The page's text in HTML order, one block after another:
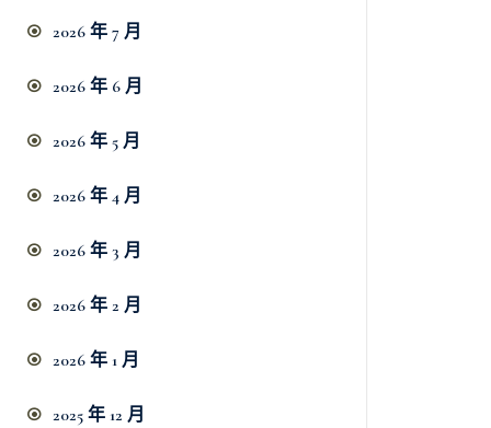
2026 年 7 月
2026 年 6 月
2026 年 5 月
2026 年 4 月
2026 年 3 月
2026 年 2 月
2026 年 1 月
2025 年 12 月